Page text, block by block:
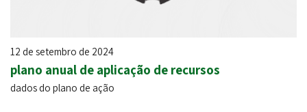
12 de setembro de 2024
plano anual de aplicação de recursos
dados do plano de ação